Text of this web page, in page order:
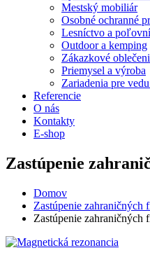
Mestský mobiliár
Osobné ochranné
Lesníctvo a
Outdoor a kemping
Zákazkové
Priemysel a výroba
Zariadenia pre
Referencie
O nás
Kontakty
E-shop
Zastúpenie
Domov
Zastúpenie zahraničných
Zastúpenie zahraničných